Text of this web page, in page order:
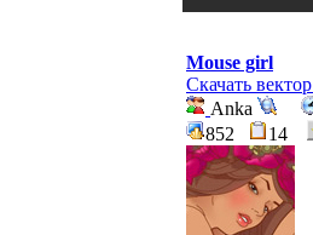
Mouse girl
Скачать вектор
Anka
852
14